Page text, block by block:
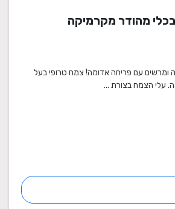
בכלי מהודר מקרמיקה
ומרשים עם פריחה אדומה! צמח טרופי בעל
עלי הצמח בצורת ...